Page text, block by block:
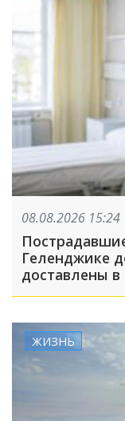
08.08.2026 15:24
Геленджике
доставлены
ЖИЗНЬ